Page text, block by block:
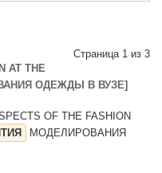
Страница 1 из 3
AT THE
ОДЕЖДЫ В ВУЗЕ]
OF THE FASHION
МОДЕЛИРОВАНИЯ